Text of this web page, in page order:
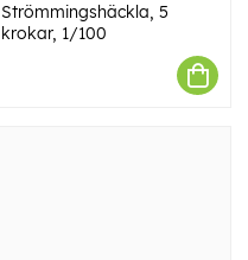
Strömmingshäckla, 5
krokar, 1/100